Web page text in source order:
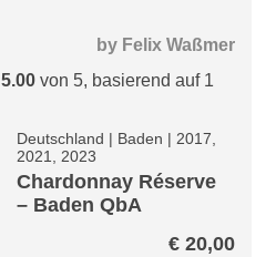
by Felix Waßmer
5.00von 5, basierend auf 1
Deutschland | Baden | 2017,
2021, 2023
Chardonnay Réserve
– Baden QbA
€ 20,00